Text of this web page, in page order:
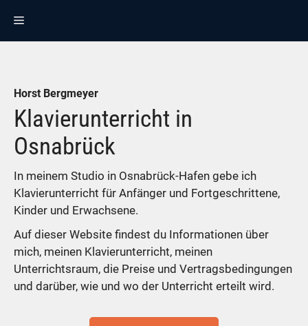
Inhalt
springen
MENÜ
Horst Bergmeyer
Klavierunterricht in
Osnabrück
In meinem Studio in Osnabrück-Hafen gebe ich
Klavierunterricht für Anfänger und Fortgeschrittene,
Kinder und Erwachsene.
Auf dieser Website findest du Informationen über
mich, meinen Klavierunterricht, meinen
Unterrichtsraum, die Preise und Vertragsbedingungen
und darüber, wie und wo der Unterricht erteilt wird.